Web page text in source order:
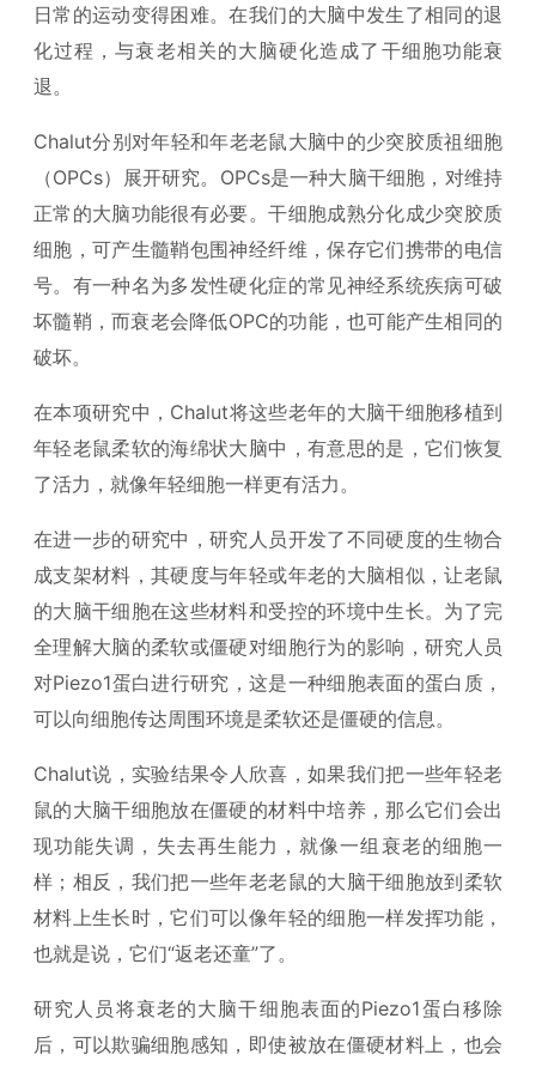
日常的运动变得困难。在我们的大脑中发生了相同的退
化过程，与衰老相关的大脑硬化造成了干细胞功能衰
退。
Chalut分别对年轻和年老老鼠大脑中的少突胶质祖细胞
（OPCs）展开研究。OPCs是一种大脑干细胞，对维持
正常的大脑功能很有必要。干细胞成熟分化成少突胶质
细胞，可产生髓鞘包围神经纤维，保存它们携带的电信
号。有一种名为多发性硬化症的常见神经系统疾病可破
坏髓鞘，而衰老会降低OPC的功能，也可能产生相同的
破坏。
在本项研究中，Chalut将这些老年的大脑干细胞移植到
年轻老鼠柔软的海绵状大脑中，有意思的是，它们恢复
了活力，就像年轻细胞一样更有活力。
在进一步的研究中，研究人员开发了不同硬度的生物合
成支架材料，其硬度与年轻或年老的大脑相似，让老鼠
的大脑干细胞在这些材料和受控的环境中生长。为了完
全理解大脑的柔软或僵硬对细胞行为的影响，研究人员
对Piezo1蛋白进行研究，这是一种细胞表面的蛋白质，
可以向细胞传达周围环境是柔软还是僵硬的信息。
Chalut说，实验结果令人欣喜，如果我们把一些年轻老
鼠的大脑干细胞放在僵硬的材料中培养，那么它们会出
现功能失调，失去再生能力，就像一组衰老的细胞一
样；相反，我们把一些年老老鼠的大脑干细胞放到柔软
材料上生长时，它们可以像年轻的细胞一样发挥功能，
也就是说，它们“返老还童”了。
研究人员将衰老的大脑干细胞表面的Piezo1蛋白移除
后，可以欺骗细胞感知，即使被放在僵硬材料上，也会